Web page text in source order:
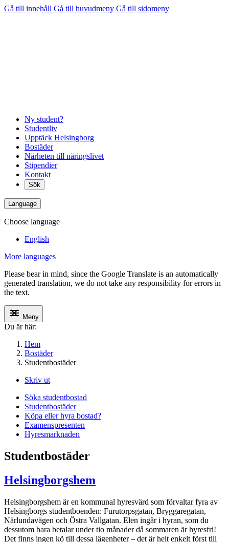
Gå till innehåll Gå till huvudmeny Gå till sidomeny
Ny student?
Studentliv
Upptäck Helsingborg
Bostäder
Närheten till näringslivet
Stipendier
Kontakt
Sök
Language
Choose language
English
More languages
Please bear in mind, since the Google Translate is an automatically
generated translation, we do not take any responsibility for errors in
the text.
Meny
Du är här:
Hem
Bostäder
Studentbostäder
Skriv ut
Söka studentbostad
Studentbostäder
Köpa eller hyra bostad?
Examenspresenten
Hyresmarknaden
Studentbostäder
Helsingborgshem
Helsingborgshem är en kommunal hyresvärd som förvaltar fyra av
Helsingborgs studentboenden: Furutorpsgatan, Bryggaregatan,
Närlundavägen och Östra Vallgatan. Elen ingår i hyran, som du
dessutom bara betalar under tio månader då sommaren är hyresfri!
Det finns ingen kö till dessa lägenheter – det är helt enkelt först till